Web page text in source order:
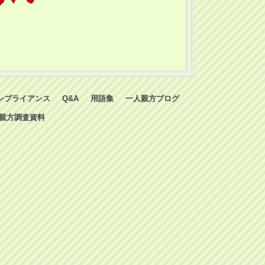
プライアンス Q&A 用語集 一人親方ブログ
方調査資料